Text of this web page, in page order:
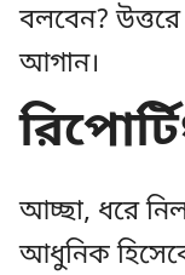
বলবেন?
আগান।
আচ্ছা, ধরে
আধুনিক